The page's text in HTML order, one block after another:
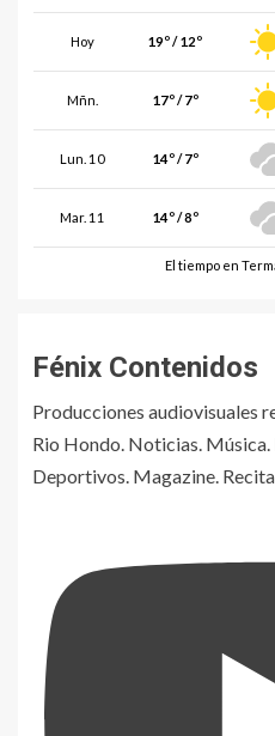
Hoy 19º / 12º
Mñn. 17º / 7º
Lun. 10 14º / 7º
Mar. 11 14º / 8º
El tiempo en
Fénix Contenidos
Producciones audiovisuales
Rio Hondo. Noticias. Música.
Deportivos. Magazine.